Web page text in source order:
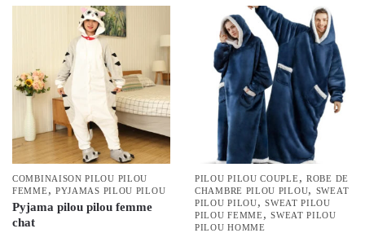
variations.
options
peuvent
choisies
page
du
produit
COMBINAISON PILOU PILOU
FEMME, PYJAMAS PILOU PILOU
Pyjama pilou pilou femme
chat
PILOU PILOU COUPLE,ROBE DE
CHAMBRE PILOU PILOU, SWEAT
PILOU PILOU,SWEAT PILOU
PILOU FEMME,SWEAT PILOU
PILOU HOMME